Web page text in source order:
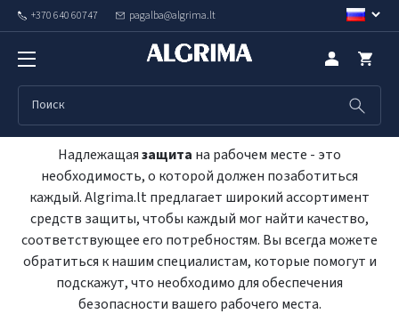
+370 640 60747 pagalba@algrima.lt
Другие продукты
Надлежащаязащита на рабочем месте - это
необходимость, о которой должен позаботиться
каждый. Algrima.lt предлагает широкий ассортимент
средств защиты, чтобы каждый мог найти качество,
соответствующее его потребностям. Вы всегда можете
обратиться к нашим специалистам, которые помогут и
подскажут, что необходимо для обеспечения
безопасности вашего рабочего места.